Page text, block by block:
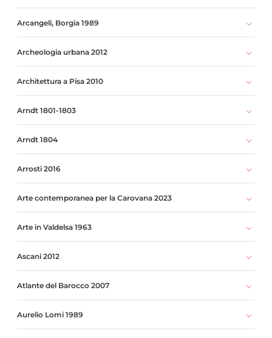
Arcangeli, Borgia 1989
Archeologia urbana 2012
Architettura a Pisa 2010
Arndt 1801-1803
Arndt 1804
Arrosti 2016
Arte contemporanea per la Carovana 2023
Arte in Valdelsa 1963
Ascani 2012
Atlante del Barocco 2007
Aurelio Lomi 1989